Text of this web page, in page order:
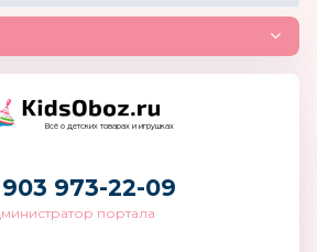
Всё о детских товарах и игрушках
973-22-09
портала